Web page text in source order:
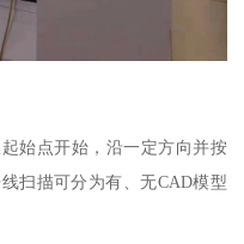
始点开始，沿一定方向并按
扫描可分为有、无CAD模型